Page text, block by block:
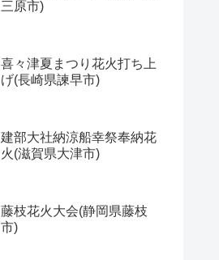
三原市)
喜々津夏まつり花火打ち上
げ(長崎県諫早市)
建部大社納涼船幸祭奉納花
火(滋賀県大津市)
藤枝花火大会(静岡県藤枝
市)